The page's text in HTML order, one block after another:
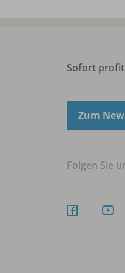
Sofort
Zum
Folgen Sie